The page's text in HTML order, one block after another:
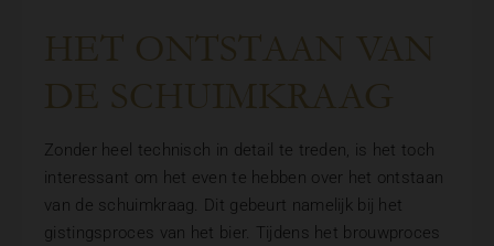
HET ONTSTAAN VAN
DE SCHUIMKRAAG
Zonder heel technisch in detail te treden, is het toch
interessant om het even te hebben over het ontstaan
van de schuimkraag. Dit gebeurt namelijk bij het
gistingsproces van het bier. Tijdens het brouwproces